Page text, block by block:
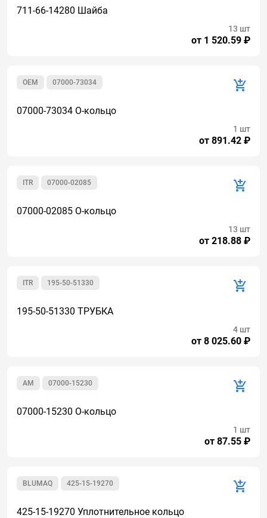
711-66-14280 Шайба
от 1 520.59 ₽
13 шт
07000-73034
OEM
07000-73034 О-кольцо
от 891.42 ₽
1 шт
07000-02085
ITR
07000-02085 О-кольцо
от 218.88 ₽
13 шт
195-50-51330
ITR
195-50-51330 ТРУБКА
от 8 025.60 ₽
4 шт
07000-15230
AM
07000-15230 О-кольцо
от 87.55 ₽
1 шт
425-15-19270
BLUMAQ
425-15-19270 Уплотнительное кольцо